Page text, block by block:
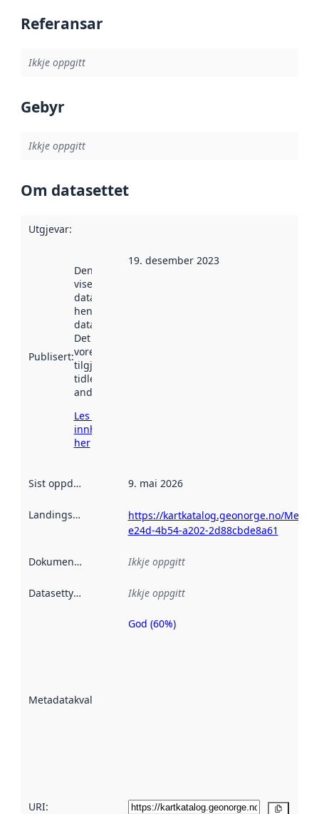
Referansar
Ikkje oppgitt
Gebyr
Ikkje oppgitt
Om datasettet
Utgjevar:
Publisert:
Denne datoen
viser når
datasettet vart
henta inn av
data.norge.no.
Det kan ha
vore
tilgjengeleg
tidlegare
andre stader.
Les meir om
innhenting
her
19. desember 2023
Sist oppdatert 9. mai 2026
Landingsside
https://kartkatalog.geonorge.no/
e24d-4b54-a202-2d88cbde8a61
Dokumentasjon Ikkje oppgitt
Datasettype Ikkje oppgitt
Metadatakvalitet
Metadatakvalitet
God (60%)
URI: